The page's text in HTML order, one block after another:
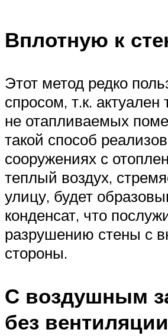
Вплотную к
Этот метод редко
спросом, т.к. актуален
не отапливаемых
такой способ
сооружениях с
теплый воздух,
улицу, будет
конденсат, что
разрушению стены с
стороны.
С воздушным
без вентиляции